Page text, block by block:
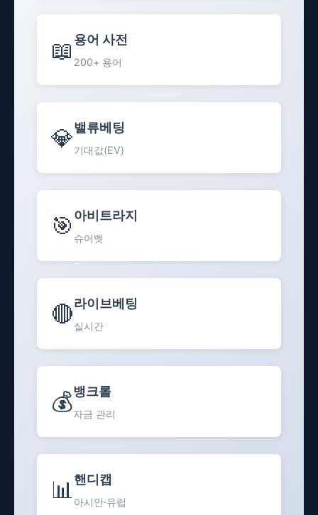
📖 용어 사전
200+ 용어
💎밸류베팅
기대값(EV)
🎯 아비트라지
슈어벳
🔴라이브베팅
실시간
💰뱅크롤
자금 관리
📊 핸디캡
아시안·유럽